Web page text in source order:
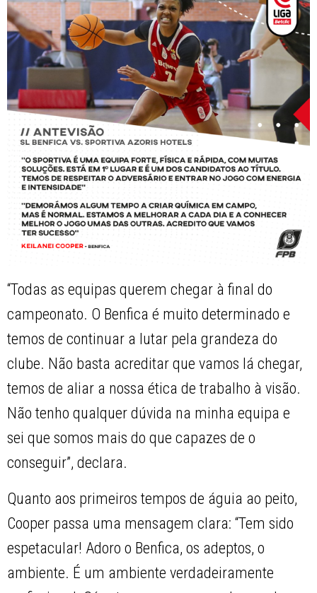
“Todas as equipas querem chegar à final do
campeonato. O Benfica é muito determinado e
temos de continuar a lutar pela grandeza do
clube. Não basta acreditar que vamos lá chegar,
temos de aliar a nossa ética de trabalho à visão.
Não tenho qualquer dúvida na minha equipa e
sei que somos mais do que capazes de o
conseguir”, declara.
Quanto aos primeiros tempos de águia ao peito,
Cooper passa uma mensagem clara: “Tem sido
espetacular! Adoro o Benfica, os adeptos, o
ambiente. É um ambiente verdadeiramente